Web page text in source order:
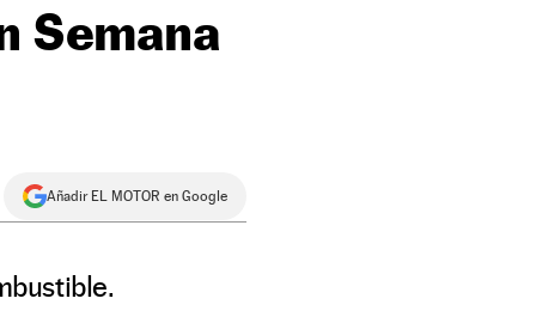
Semana
Añadir EL MOTOR en Google